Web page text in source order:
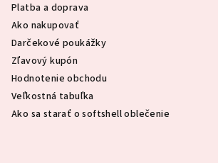
Platba a doprava
Ako nakupovať
Darčekové poukážky
Zľavový kupón
Hodnotenie obchodu
Veľkostná tabuľka
Ako sa starať o softshell oblečenie